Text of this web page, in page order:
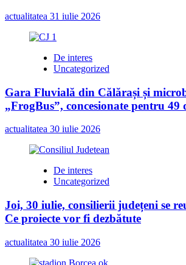
actualitatea 31 iulie 2026
De interes
Uncategorized
Gara Fluvială din Călărași și
„FrogBus”, concesionate pentru 49
actualitatea 30 iulie 2026
De interes
Uncategorized
Joi, 30 iulie, consilierii județeni se
Ce proiecte vor fi dezbătute
actualitatea 30 iulie 2026